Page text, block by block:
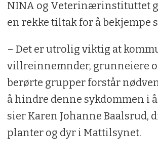
NINA og Veterinærinstituttet
en rekke tiltak for å bekjempe
– Det er utrolig viktig at
villreinnemnder, grunneiere
berørte grupper forstår
å hindre denne sykdommen i å
sier Karen Johanne Baalsrud,
planter og dyr i Mattilsynet.